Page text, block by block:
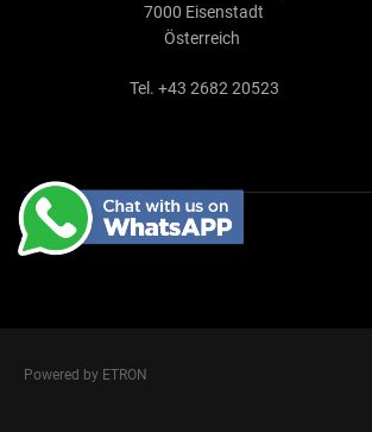
7000 Eisenstadt
Österreich
Tel. +43 2682 20523
Powered by ETRON